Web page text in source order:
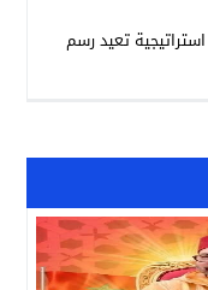
تعيد رسم